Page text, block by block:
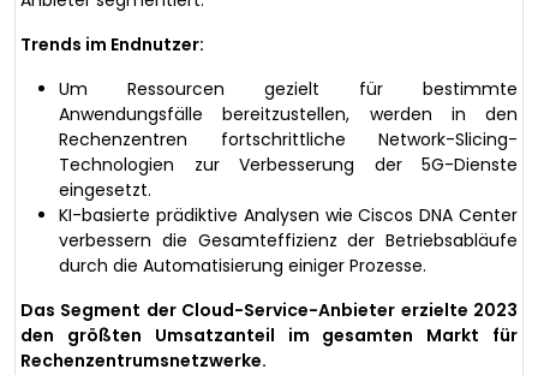
Trends im Endnutzer:
Um Ressourcen gezielt für bestimmte
Anwendungsfälle bereitzustellen, werden in den
Rechenzentren fortschrittliche Network-Slicing-
Technologien zur Verbesserung der 5G-Dienste
eingesetzt.
KI-basierte prädiktive Analysen wie Ciscos DNA Center
verbessern die Gesamteffizienz der Betriebsabläufe
durch die Automatisierung einiger Prozesse.
Das Segment der Cloud-Service-Anbieter erzielte 2023
den größten Umsatzanteil im gesamten Markt für
Rechenzentrumsnetzwerke.